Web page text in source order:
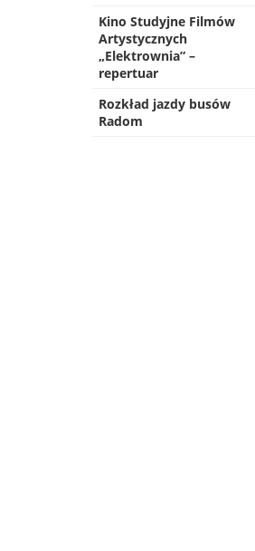
Kino Studyjne Filmów
Artystycznych
„Elektrownia” –
repertuar
Rozkład jazdy busów
Radom